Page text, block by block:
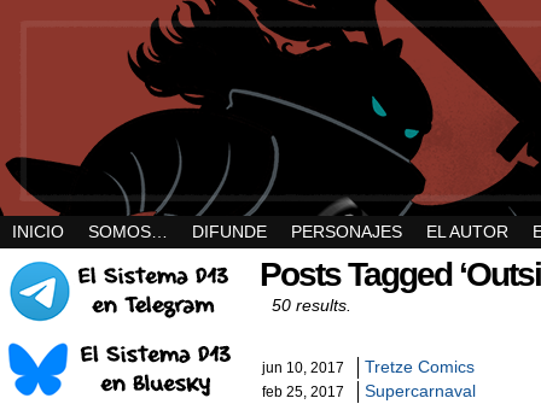
INICIO SOMOS… DIFUNDE PERSONAJES EL AUTOR
Posts Tagged
50 results.
jun 10, 2017 Tretze Comics
feb 25, 2017 Supercarnaval